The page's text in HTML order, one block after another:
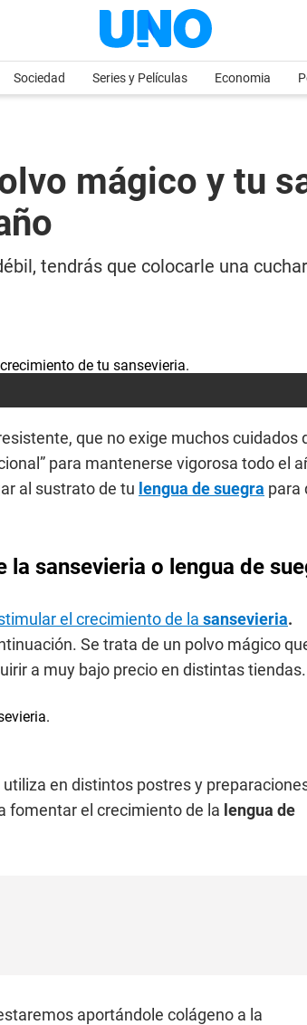
Sociedad Series y Películas Economia
mágico y tu
tendrás que colocarle una
que no exige muchos cuidados
para mantenerse vigorosa todo el
al sustrato de tu lengua de suegra para
sansevieria o lengua de
el crecimiento de la sansevieria.
Se trata de un polvo mágico
a muy bajo precio en distintas tiendas.
en distintos postres y
fomentar el crecimiento de la lengua de
aportándole colágeno a la